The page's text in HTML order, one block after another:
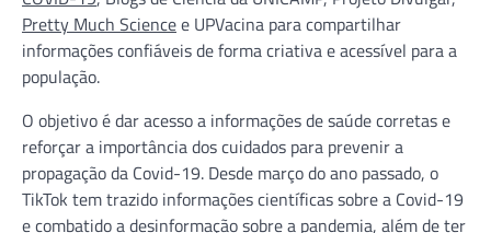
Pretty Much Sciencee UPVacina para compartilhar
informações confiáveis de forma criativa e acessível para a
população.
O objetivo é dar acesso a informações de saúde corretas e
reforçar a importância dos cuidados para prevenir a
propagação da Covid-19. Desde março do ano passado, o
TikTok tem trazido informações científicas sobre a Covid-19
e combatido a desinformação sobre a pandemia, além de ter